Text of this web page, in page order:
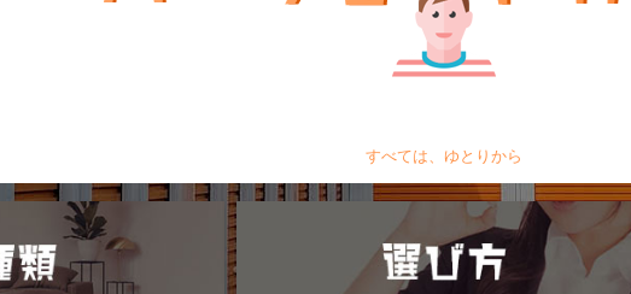
すべては、ゆとりから